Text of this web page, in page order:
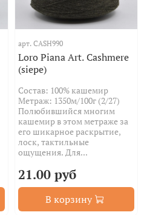
арт. CASH990
Loro Piana Art. Cashmere
(siepe)
Состав: 100% кашемир
Метраж: 1350м/100г (2/27)
Полюбившийся многим
кашемир в этом метраже за
его шикарное раскрытие,
лоск, тактильные
ощущения. Для...
21.00 руб
В корзину